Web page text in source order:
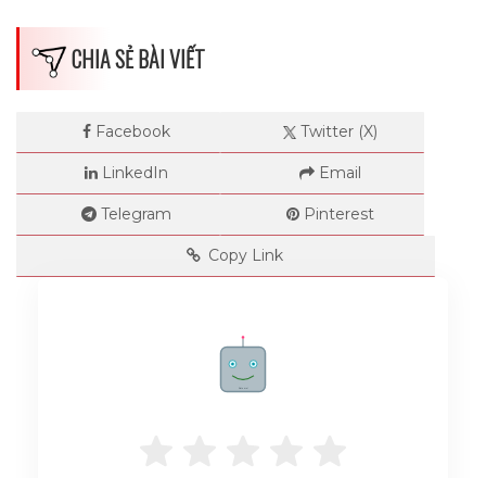
CHIA SẺ BÀI VIẾT
Facebook Twitter (X)
LinkedIn Email
Telegram Pinterest
Copy Link
Rate me!
Impressions